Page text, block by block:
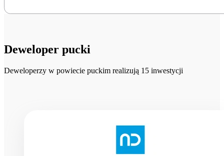
Deweloper pucki
Deweloperzy w powiecie puckim realizują 15 inwestycji